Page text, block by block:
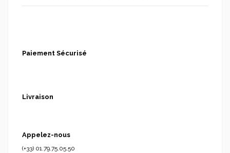
Paiement Sécurisé
Livraison
Appelez-nous
(+33) 01.79.75.05.50